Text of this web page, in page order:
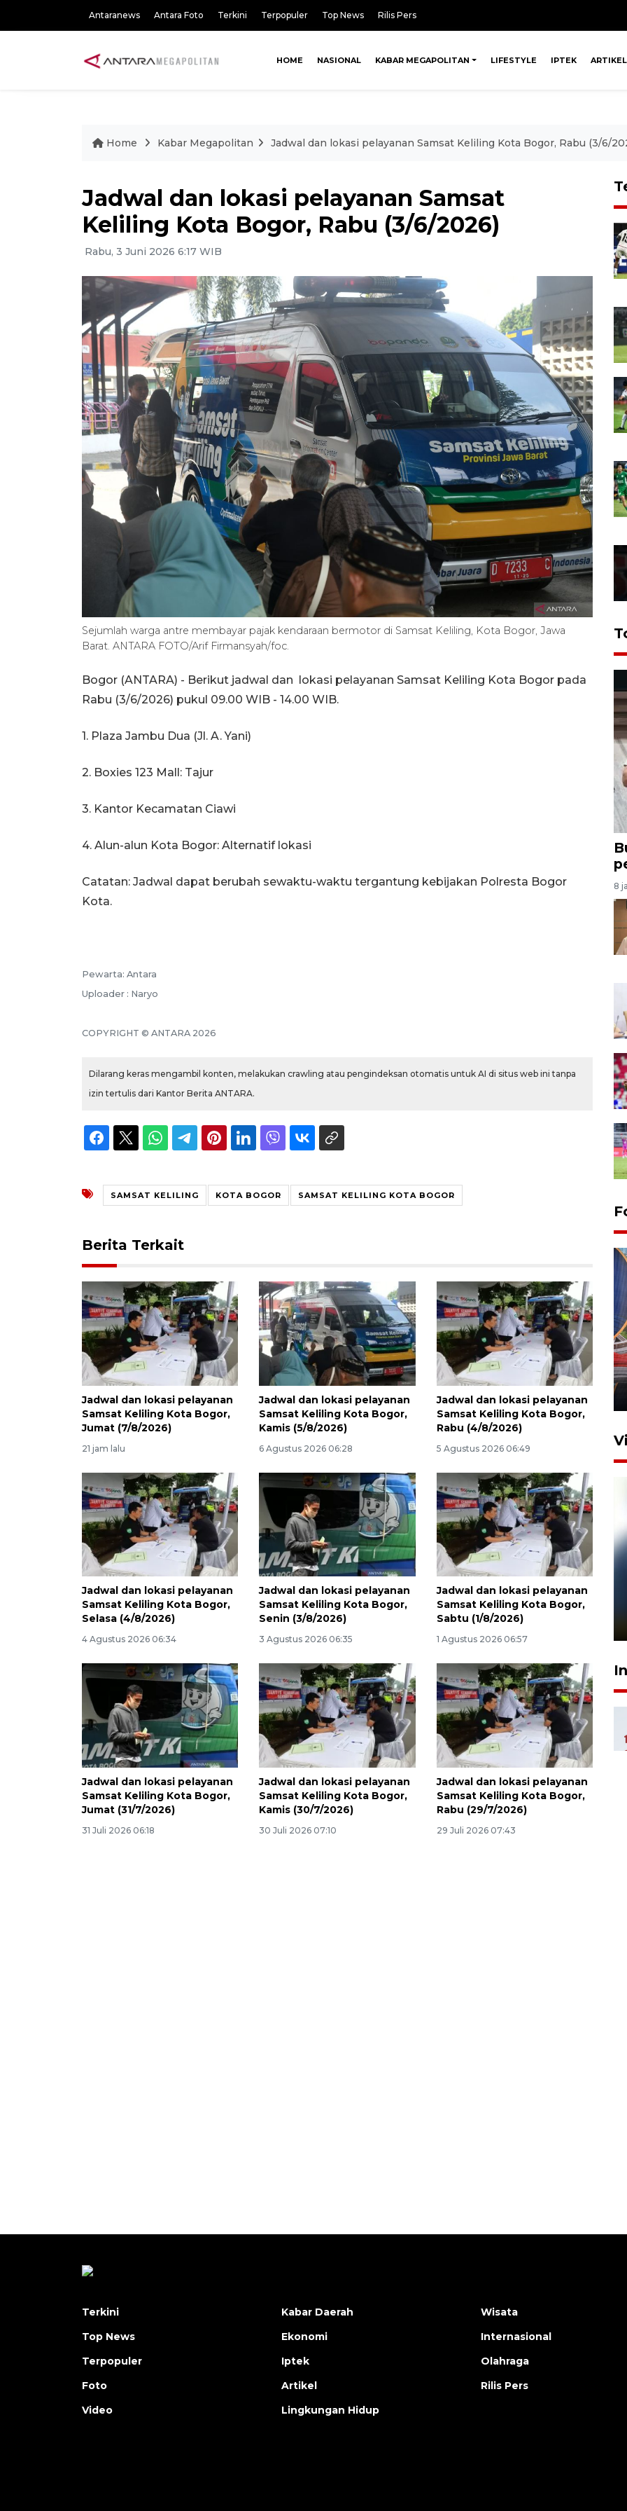
Antaranews Antara Foto Terkini Terpopuler Top News Rilis Pers
HOME NASIONAL KABAR MEGAPOLITAN LIFESTYLE IPTEK ARTIKEL
Home Kabar Megapolitan Jadwal dan lokasi pelayanan Samsat Keliling Kota Bogor, Rabu (3/6/
Jadwal dan lokasi pelayanan Samsat
Keliling Kota Bogor, Rabu (3/6/2026)
Rabu, 3 Juni 2026 6:17 WIB
Sejumlah warga antre membayar pajak kendaraan bermotor di Samsat Keliling, Kota Bogor, Jawa
Barat. ANTARA FOTO/Arif Firmansyah/foc.
Bogor (ANTARA) - Berikut jadwal dan lokasi pelayanan Samsat Keliling Kota Bogor pada
Rabu (3/6/2026) pukul 09.00 WIB - 14.00 WIB.
1. Plaza Jambu Dua (Jl. A. Yani)
2. Boxies 123 Mall: Tajur
3. Kantor Kecamatan Ciawi
4. Alun-alun Kota Bogor: Alternatif lokasi
Catatan: Jadwal dapat berubah sewaktu-waktu tergantung kebijakan Polresta Bogor
Kota.
Pewarta: Antara
Uploader : Naryo
COPYRIGHT © ANTARA 2026
Dilarang keras mengambil konten, melakukan crawling atau pengindeksan otomatis untuk AI di situs web ini tanpa
izin tertulis dari Kantor Berita ANTARA.
SAMSAT KELILING KOTA BOGOR SAMSAT KELILING KOTA BOGOR
Berita Terkait
Jadwal dan lokasi pelayanan
Samsat Keliling Kota Bogor,
Jumat (7/8/2026)
21 jam lalu
Jadwal dan lokasi pelayanan
Samsat Keliling Kota Bogor,
Kamis (5/8/2026)
6 Agustus 2026 06:28
Jadwal dan lokasi pelayanan
Samsat Keliling Kota Bogor,
Rabu (4/8/2026)
5 Agustus 2026 06:49
Jadwal dan lokasi pelayanan
Samsat Keliling Kota Bogor,
Selasa (4/8/2026)
4 Agustus 2026 06:34
Jadwal dan lokasi pelayanan
Samsat Keliling Kota Bogor,
Senin (3/8/2026)
3 Agustus 2026 06:35
Jadwal dan lokasi pelayanan
Samsat Keliling Kota Bogor,
Sabtu (1/8/2026)
1 Agustus 2026 06:57
Jadwal dan lokasi pelayanan
Samsat Keliling Kota Bogor,
Jumat (31/7/2026)
31 Juli 2026 06:18
Jadwal dan lokasi pelayanan
Samsat Keliling Kota Bogor,
Kamis (30/7/2026)
30 Juli 2026 07:10
Jadwal dan lokasi pelayanan
Samsat Keliling Kota Bogor,
Rabu (29/7/2026)
29 Juli 2026 07:43
8
Komisi V DPR tinjau
perlintasan sebidang di
Stasiun Bogor
Pelanggan Filaha Farm setia
sampai 8 tahan?
1 Juni 2026 05:47
Terkini
Top News
Terpopuler
Foto
Video
Kabar Daerah
Ekonomi
Iptek
Artikel
Lingkungan Hidup
Wisata
Internasional
Olahraga
Rilis Pers